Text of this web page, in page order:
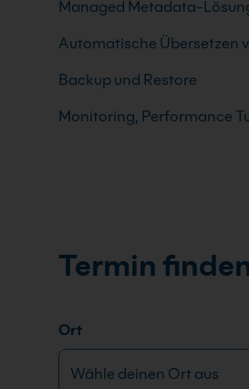
Managed Metadata-
Automatische Übersetzen
Backup und Restore
Monitoring, Performance
Termin
Ort